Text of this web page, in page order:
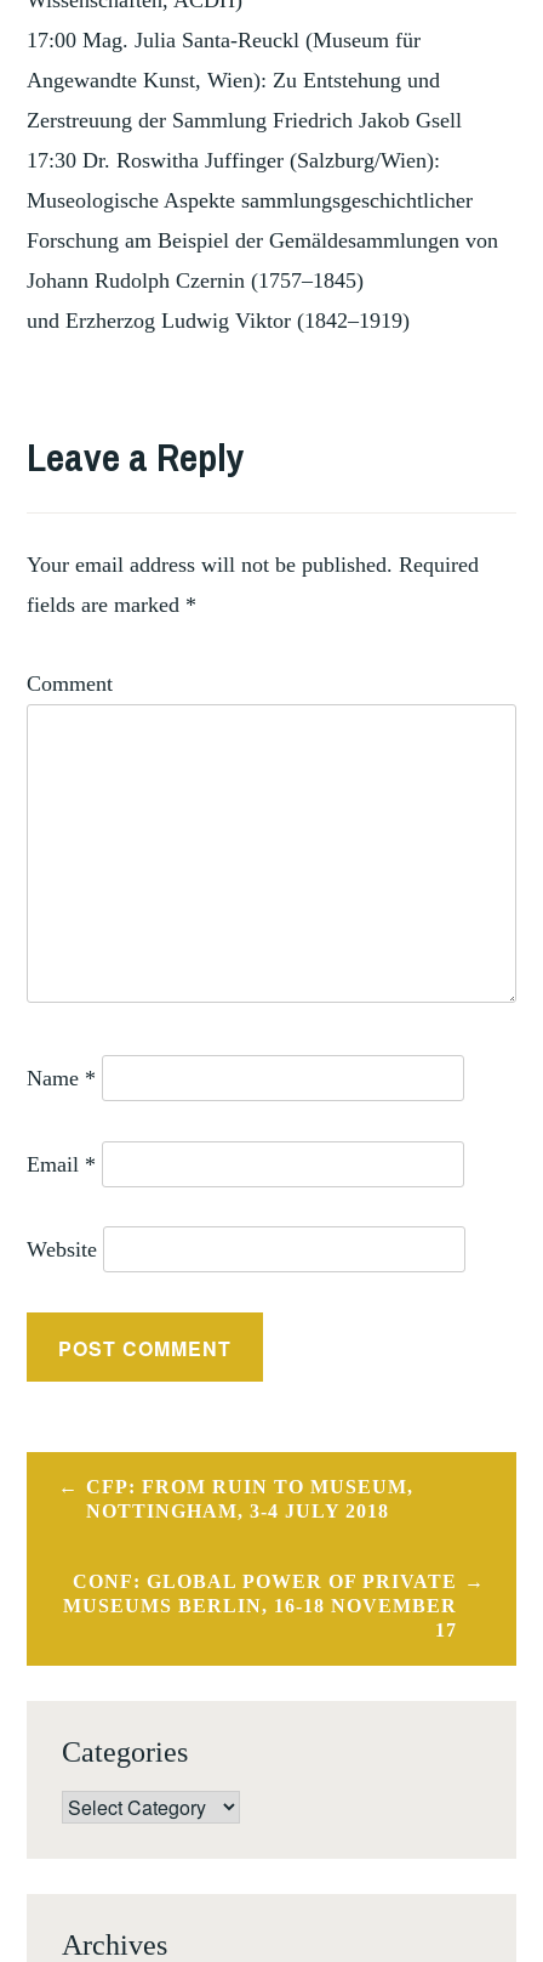
17:00 Mag. Julia Santa-Reuckl (Museum für
Angewandte Kunst, Wien): Zu Entstehung und
Zerstreuung der Sammlung Friedrich Jakob Gsell
17:30 Dr. Roswitha Juffinger (Salzburg/Wien):
Museologische Aspekte sammlungsgeschichtlicher
Forschung am Beispiel der Gemäldesammlungen von
Johann Rudolph Czernin (1757–1845)
und Erzherzog Ludwig Viktor (1842–1919)
MITTELEUROPA,
SAMMLUNGSKULTUREN,
FOR
Leave a Reply
Your email address will not be published. Required
fields are marked *
Comment
Name *
Email *
Website
Post
navigation
CFP: FROM RUIN TO MUSEUM,
NOTTINGHAM, 3-4 JULY 2018
CONF: GLOBAL POWER OF PRIVATE
MUSEUMS BERLIN, 16-18 NOVEMBER
17
Categories
Categories
Archives